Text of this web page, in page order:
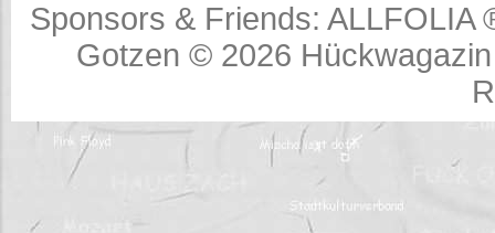
Sponsors & Friends:ALLFOLIA
Gotzen © 2026